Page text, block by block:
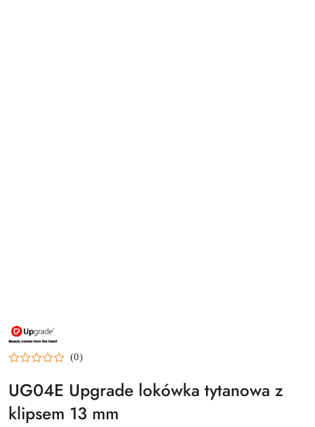
NAZWA
PRODUCENTA:
(0)
UG04E Upgrade lokówka tytanowa z
klipsem 13 mm